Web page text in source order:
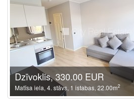
Dzīvoklis, 330.00 EUR
Matīsa iela, 4. stāvs, 1 istabas, 22.00m2